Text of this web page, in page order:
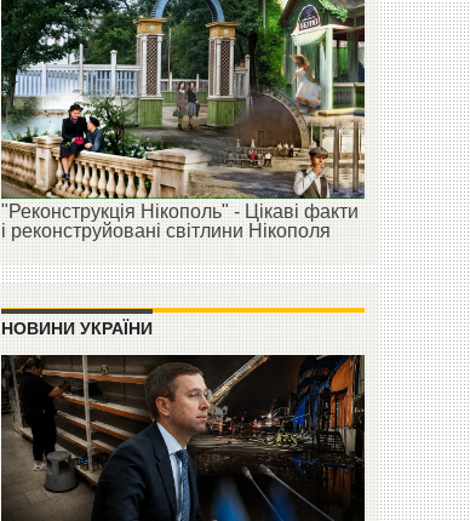
"Реконструкція Нікополь" - Цікаві факти
і реконструйовані світлини Нікополя
НОВИНИ УКРАЇНИ